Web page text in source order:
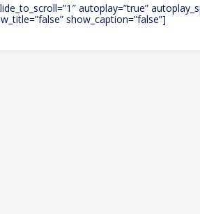
autoplay=”true”
show_caption=”false”]